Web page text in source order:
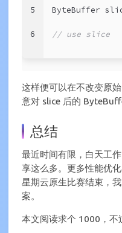
5
6
ByteBuffer
// use slice
这样便可以在不改变原
意对 slice 后的
总结
最近时间有限，白天工
享这么多。更多性能优
星期云原生比赛结束，
案。
本文阅读求个 1000，不